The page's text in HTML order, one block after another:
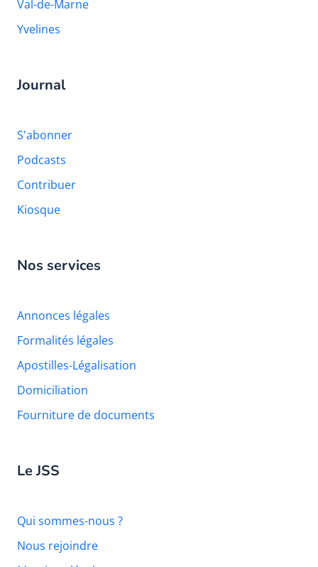
Val-de-Marne
Yvelines
Journal
S'abonner
Podcasts
Contribuer
Kiosque
Nos services
Annonces légales
Formalités légales
Apostilles-Légalisation
Domiciliation
Fourniture de documents
Le JSS
Qui sommes-nous ?
Nous rejoindre